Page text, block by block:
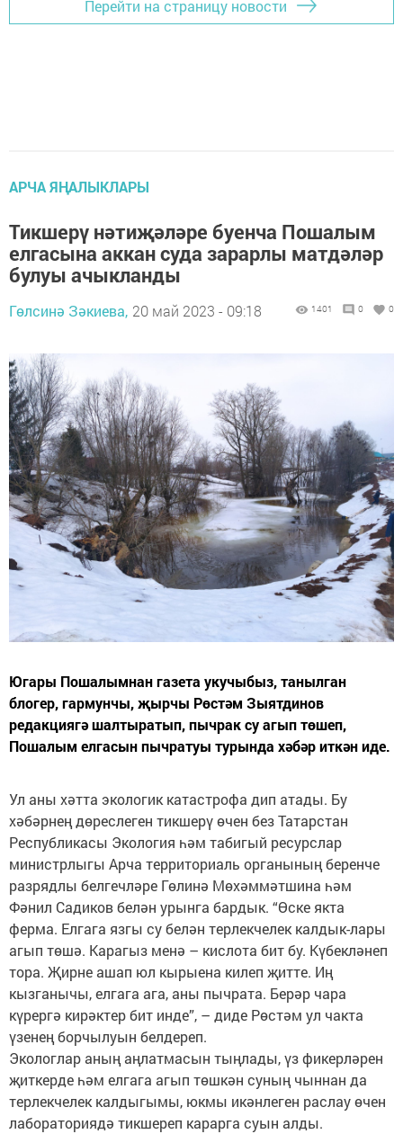
Перейти на страницу новости
АРЧА ЯҢАЛЫКЛАРЫ
Тикшерү нәтиҗәләре буенча Пошалым
елгасына аккан суда зарарлы матдәләр
булуы ачыкланды
Гөлсинә Зәкиева, 20 май 2023 - 09:18 1401 0 0
Югары Пошалымнан газета укучыбыз, танылган
блогер, гармунчы, җырчы Рөстәм Зыятдинов
редакциягә шалтыратып, пычрак су агып төшеп,
Пошалым елгасын пычратуы турында хәбәр иткән иде.
Ул аны хәтта экологик катастрофа дип атады. Бу
хәбәрнең дөреслеген тикшерү өчен без Татарстан
Республикасы Экология һәм табигый ресурслар
министрлыгы Арча территориаль органының беренче
разрядлы белгечләре Гөлинә Мөхәммәтшина һәм
Фәнил Садиков белән урынга бардык. “Өске якта
ферма. Елгага язгы су белән терлекчелек калдык-лары
агып төшә. Карагыз менә – кислота бит бу. Күбекләнеп
тора. Җирне ашап юл кырыена килеп җитте. Иң
кызганычы, елгага ага, аны пычрата. Берәр чара
күрергә кирәктер бит инде”, – диде Рөстәм ул чакта
үзенең борчылуын белдереп.
Экологлар аның аңлатмасын тыңлады, үз фикерләрен
җиткерде һәм елгага агып төшкән суның чыннан да
терлекчелек калдыгымы, юкмы икәнлеген раслау өчен
лабораториядә тикшереп карарга суын алды.